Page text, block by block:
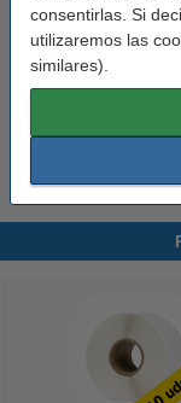
consentirlas. Si
utilizaremos las
similares).
anchas
209,50 €